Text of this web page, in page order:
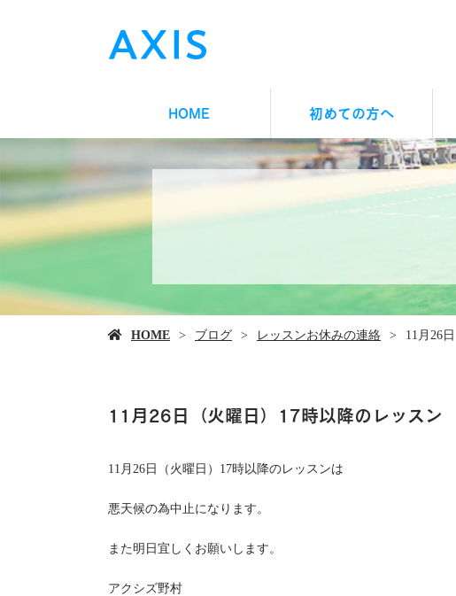
HOME 初めての方へ
HOME ブログ レッスンお休みの連絡 11月26
11月26日（火曜日）17時以降のレッスン
11月26日（火曜日）17時以降のレッスンは
悪天候の為中止になります。
また明日宜しくお願いします。
アクシズ野村